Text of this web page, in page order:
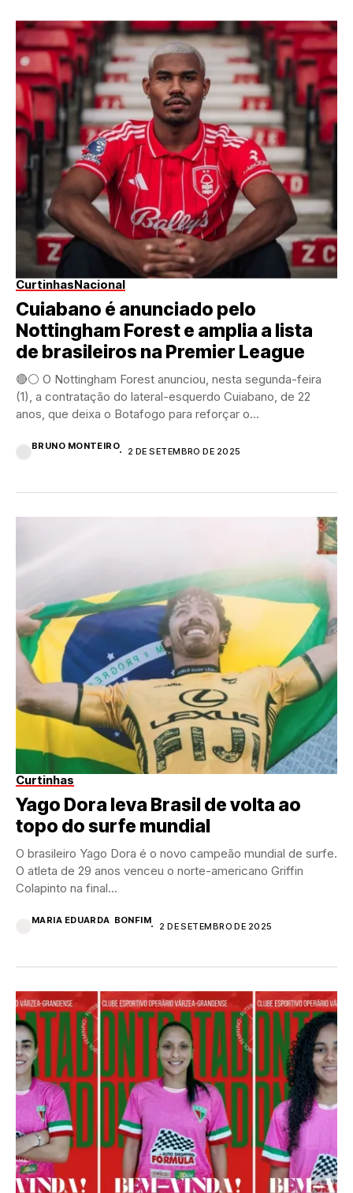
CurtinhasNacional
Cuiabano é anunciado pelo
Nottingham Forest e amplia a lista
de brasileiros na Premier League
🔴⚪ O Nottingham Forest anunciou, nesta segunda-feira
(1), a contratação do lateral-esquerdo Cuiabano, de 22
anos, que deixa o Botafogo para reforçar o...
BRUNO MONTEIRO
2 DE SETEMBRO DE 2025
Curtinhas
Yago Dora leva Brasil de volta ao
topo do surfe mundial
O brasileiro Yago Dora é o novo campeão mundial de surfe.
O atleta de 29 anos venceu o norte-americano Griffin
Colapinto na final...
MARIA EDUARDA BONFIM
2 DE SETEMBRO DE 2025